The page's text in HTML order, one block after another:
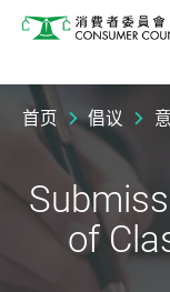
消费者委员会
首页 倡议
of